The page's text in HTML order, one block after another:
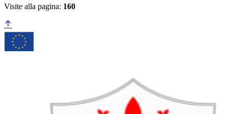
Visite alla pagina: 160